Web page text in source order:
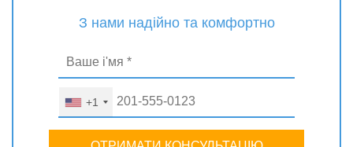
З нами надійно та комфортно
+1